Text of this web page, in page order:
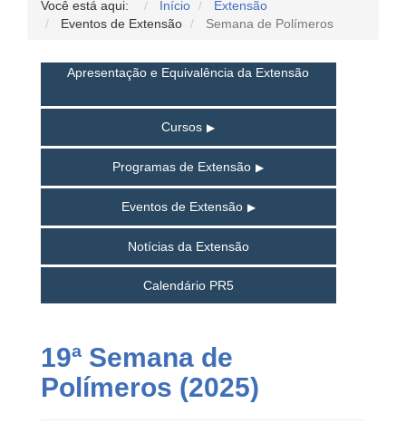
Você está aqui: Início
Extensão
Eventos de Extensão
Semana de Polímeros
Apresentação e Equivalência da Extensão
Cursos
Programas de Extensão
Eventos de Extensão
Notícias da Extensão
Calendário PR5
19ª Semana de
Polímeros (2025)